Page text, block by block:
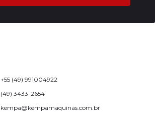
+55 (49) 991004922
(49) 3433-2654
kempa@kempamaquinas.com.br